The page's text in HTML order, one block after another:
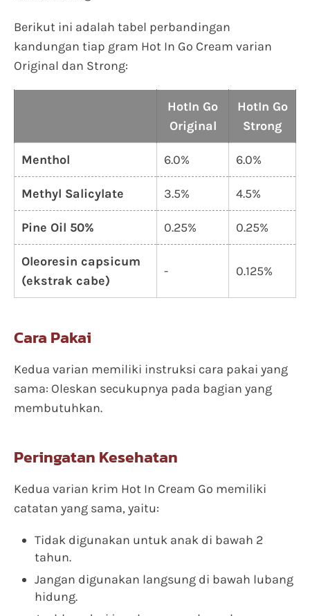
Berikut ini adalah tabel perbandingan
kandungan tiap gram Hot In Go Cream varian
Original dan Strong:
HotIn Go
Original
HotIn Go
Strong
Menthol 6.0% 6.0%
Methyl Salicylate 3.5% 4.5%
Pine Oil 50% 0.25% 0.25%
Oleoresin capsicum
(ekstrak cabe)
- 0.125%
Cara Pakai
Kedua varian memiliki instruksi cara pakai yang
sama: Oleskan secukupnya pada bagian yang
membutuhkan.
Peringatan Kesehatan
Kedua varian krim Hot In Cream Go memiliki
catatan yang sama, yaitu:
Tidak digunakan untuk anak di bawah 2
tahun.
Jangan digunakan langsung di bawah lubang
hidung.